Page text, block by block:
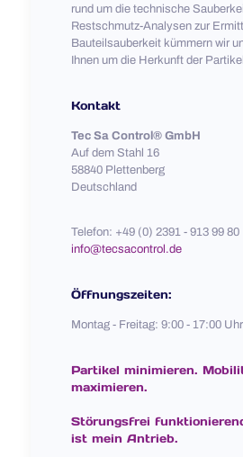
rund um die technische
Restschmutz-Analysen zur
Bauteilsauberkeit kümmern wir
Ihnen um die Herkunft der
Kontakt
Tec Sa Control® GmbH
Auf dem Stahl 16
58840 Plettenberg
Deutschland
Telefon: +49 (0) 2391 - 913 99 80
info@tecsacontrol.de
Öffnungszeiten:
Montag - Freitag: 9:00 - 17:00 Uhr
Partikel minimieren.
maximieren.
Störungsfrei
ist mein Antrieb.